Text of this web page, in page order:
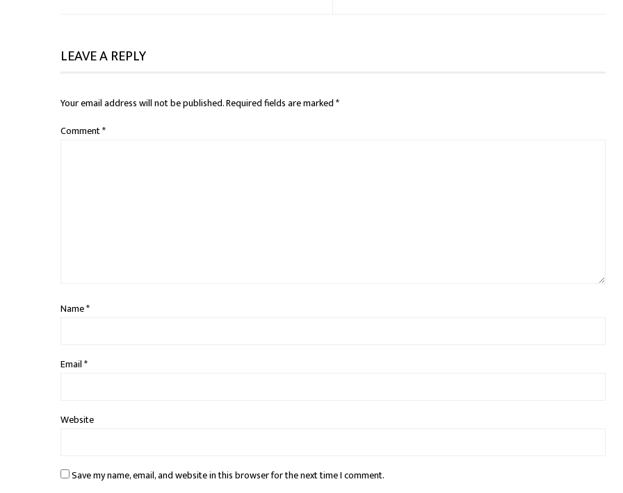
LEAVE A REPLY
Your email address will not be published.Required fields are marked*
Comment*
Name*
Email*
Website
Save my name, email, and website in this browser for the next time I comment.